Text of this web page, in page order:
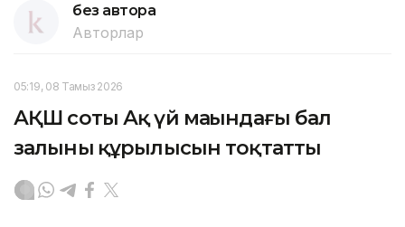
без автора
Авторлар
05:19, 08 Тамыз 2026
АҚШ соты Ақ үй маңындағы бал
залының құрылысын тоқтатты